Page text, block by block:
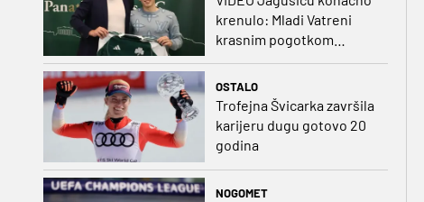
krenulo: Mladi Vatreni
krasnim pogotkom
OSTALO
Trofejna Švicarka završila
karijeru dugu gotovo 20
godina
NOGOMET